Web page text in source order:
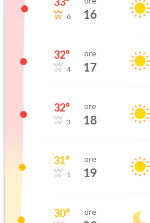
6 16
32°
4
ore
17
32°
3
ore
18
31°
1
ore
19
30° ore